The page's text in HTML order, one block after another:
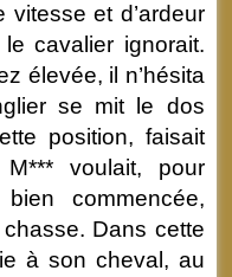
et d’ardeur
cavalier ignorait.
élevée, il n’hésita
se mit le dos
position, faisait
voulait, pour
commencée,
Dans cette
à son cheval, au